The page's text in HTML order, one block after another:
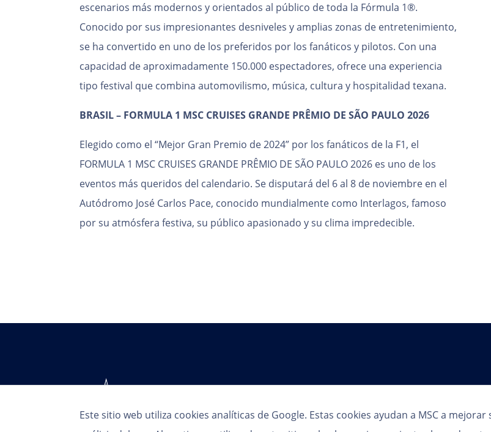
Este sitio web utiliza cookies analíticas de Google. Estas cookies ayudan a MSC a
escenarios más modernos y orientados al público de toda la Fórmula 1®.
Conocido por sus impresionantes desniveles y amplias zonas de entretenimiento,
se ha convertido en uno de los preferidos por los fanáticos y pilotos. Con una
capacidad de aproximadamente 150.000 espectadores, ofrece una experiencia
tipo festival que combina automovilismo, música, cultura y hospitalidad texana.
BRASIL – FORMULA 1 MSC CRUISES GRANDE PRÊMIO DE SÃO PAULO 2026
Elegido como el “Mejor Gran Premio de 2024” por los fanáticos de la F1, el
FORMULA 1 MSC CRUISES GRANDE PRÊMIO DE SÃO PAULO 2026 es uno de los
eventos más queridos del calendario. Se disputará del 6 al 8 de noviembre en el
Autódromo José Carlos Pace, conocido mundialmente como Interlagos, famoso
por su atmósfera festiva, su público apasionado y su clima impredecible.
Seguinos